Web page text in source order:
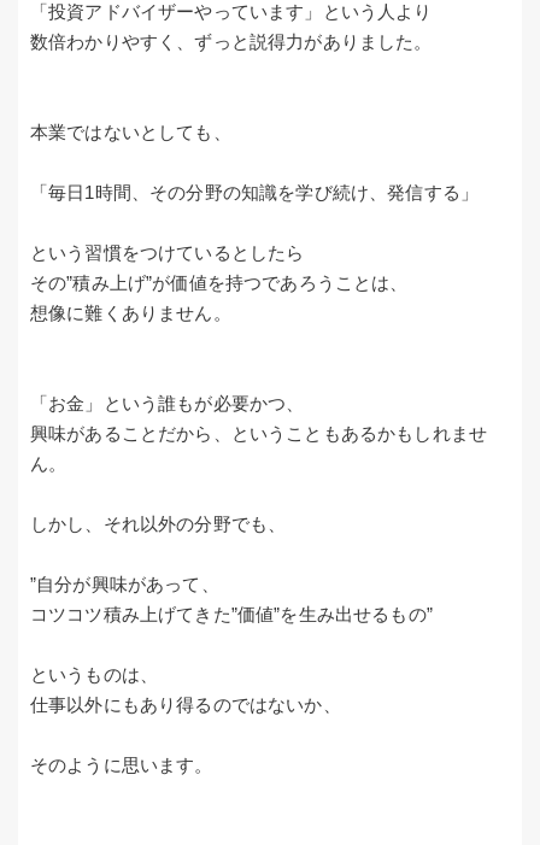
「投資アドバイザーやっています」という人より
数倍わかりやすく、ずっと説得力がありました。
本業ではないとしても、
「毎日1時間、その分野の知識を学び続け、発信する」
という習慣をつけているとしたら
その”積み上げ”が価値を持つであろうことは、
想像に難くありません。
「お金」という誰もが必要かつ、
興味があることだから、ということもあるかもしれませ
ん。
しかし、それ以外の分野でも、
”自分が興味があって、
コツコツ積み上げてきた”価値”を生み出せるもの”
というものは、
仕事以外にもあり得るのではないか、
そのように思います。